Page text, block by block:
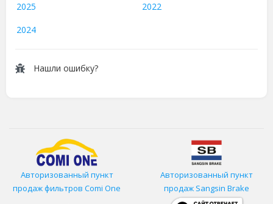
2025
2024
2022
Нашли ошибку?
Авторизованный пункт
продаж фильтров Comi One
Авторизованный пункт
продаж Sangsin Brake